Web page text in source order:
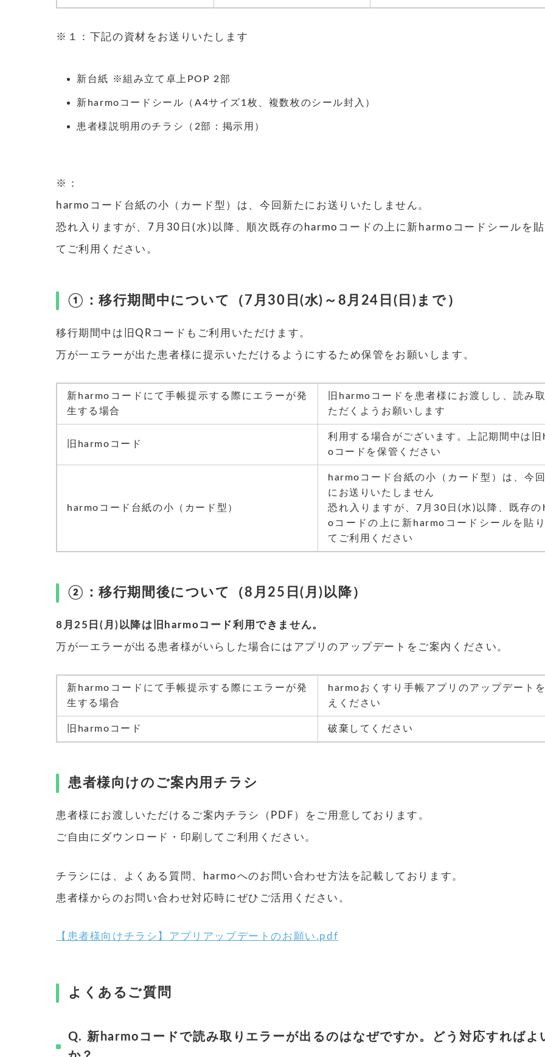
※１：下記の資材をお送りいたします
新台紙 ※組み立て卓上POP 2部
新harmoコードシール（A4サイズ1枚、複数枚のシール封入）
患者様説明用のチラシ（2部：掲示用）
※：
harmoコード台紙の小（カード型）は、今回新たにお送りいたしません。
恐れ入りますが、7月30日(水)以降、順次既存のharmoコードの上に新harmoコードシールを
てご利用ください。
①：移行期間中について（7月30日(水)～8月24日(日)まで）
移行期間中は旧QRコードもご利用いただけます。
万が一エラーが出た患者様に提示いただけるようにするため保管をお願いします。
新harmoコードにて手帳提示する際にエラーが発
生する場合
旧harmoコードを患者様にお渡しし、読み
ただくようお願いします
旧harmoコード
利用する場合がございます。上記期間中は
oコードを保管ください
harmoコード台紙の小（カード型）
harmoコード台紙の小（カード型）は、今
にお送りいたしません
恐れ入りますが、7月30日(水)以降、既存の
oコードの上に新harmoコードシールを貼
てご利用ください
②：移行期間後について（8月25日(月)以降）
8月25日(月)以降は旧harmoコード利用できません。
万が一エラーが出る患者様がいらした場合にはアプリのアップデートをご案内ください。
新harmoコードにて手帳提示する際にエラーが発
生する場合
harmoおくすり手帳アプリのアップデート
えください
旧harmoコード 破棄してください
患者様向けのご案内用チラシ
患者様にお渡しいただけるご案内チラシ（PDF）をご用意しております。
ご自由にダウンロード・印刷してご利用ください。
チラシには、よくある質問、harmoへのお問い合わせ方法を記載しております。
患者様からのお問い合わせ対応時にぜひご活用ください。
【患者様向けチラシ】アプリアップデートのお願い.pdf
よくあるご質問
Q. 新harmoコードで読み取りエラーが出るのはなぜですか。どう対応すればよ